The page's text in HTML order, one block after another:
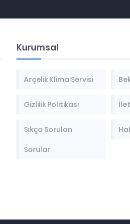
Kurumsal
Arçelik Klima Servisi
Gizlilik Politikası
Sıkça Sorulan
Sorular